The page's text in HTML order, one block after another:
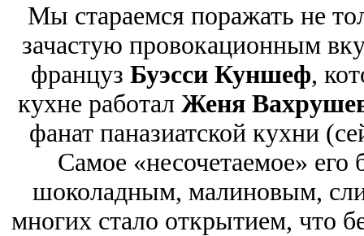
Мы стараемся поражать не
зачастую провокационным
француз Буэсси Куншеф,
кухне работал Женя
фанат паназиатской кухни
Самое «несочетаемое»
шоколадным, малиновым,
многих стало открытием, что